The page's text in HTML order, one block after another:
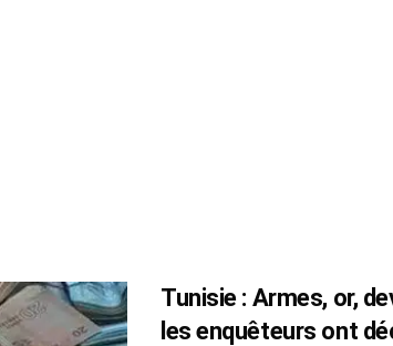
Tunisie : Armes, or,
les enquêteurs ont